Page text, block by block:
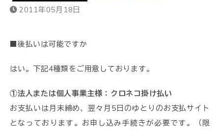
2011年05月18日
■後払いは可能ですか
はい。下記4種類をご用意しております。
①法人または個人事業主様：クロネコ掛け払い
お支払いは月末締め、翌々月5日のゆとりのお支払サイト
となっております。お申し込み手続きが必要です。（限